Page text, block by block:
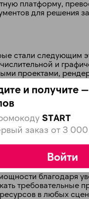
платформу,
для решения
стали следующим
и
проектами,
16-дюймовой.
делает их
ProMotion с
благодаря
требовательные
в любых
plait.ru
и получите
START
заказ от 3
Войти